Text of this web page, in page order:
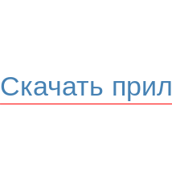
Скачать